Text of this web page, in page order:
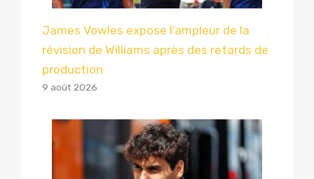
James Vowles expose l’ampleur de la
révision de Williams après des retards de
production
9 août 2026